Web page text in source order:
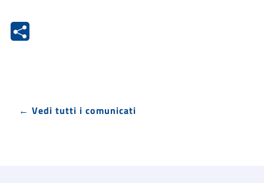
← Vedi tutti i comunicati